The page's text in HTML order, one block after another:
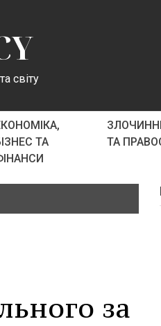
світу
ТА
ТА
за